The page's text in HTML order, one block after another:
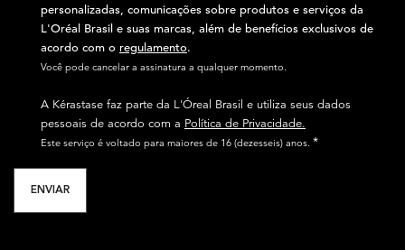
personalizadas, comunicações sobre produtos e serviços da
L'Oréal Brasil e suas marcas, além de benefícios exclusivos de
acordo com o regulamento.​
Você pode cancelar a assinatura a qualquer momento.​
A Kérastase faz parte da L'Óreal Brasil e utiliza seus dados
pessoais de acordo com a Política de Privacidade.
Este serviço é voltado para maiores de 16 (dezesseis) anos. *
ENVIAR